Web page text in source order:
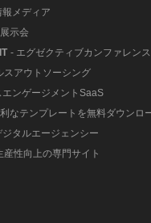
メディア
示会
- エグゼクティブカンファレンス
スアウトソーシング
エンゲージメントSaaS
なテンプレートを無料ダウンロ
タルエージェンシー
性向上の専門サイト